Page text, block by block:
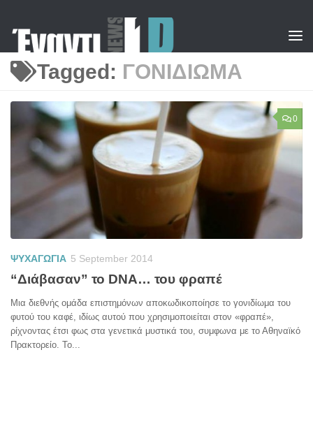
Tagged: ΓΟΝΙΔΙΩΜΑ
0
ΨΥΧΑΓΩΓΙΑ 5 September 2014
“Διάβασαν” το DNA… του φραπέ
Μια διεθνής ομάδα επιστημόνων αποκωδικοποίησε το γονιδίωμα του
φυτού του καφέ, ιδίως αυτού που χρησιμοποιείται στον «φραπέ»,
ρίχνοντας έτσι φως στα γενετικά μυστικά του, συμφωνα με το Αθηναϊκό
Πρακτορείο. Το...